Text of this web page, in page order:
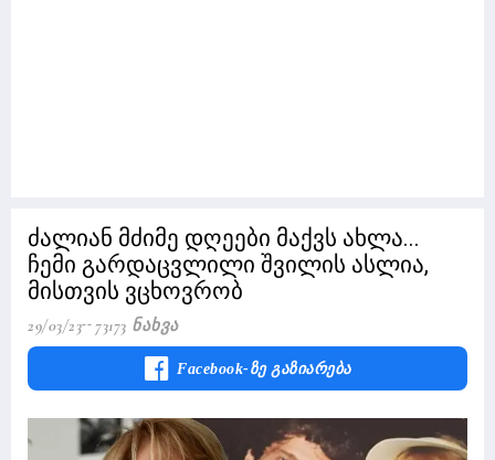
ძალიან მძიმე დღეები მაქვს ახლა...
ჩემი გარდაცვლილი შვილის ასლია,
მისთვის ვცხოვრობ
29/03/23 73173 Ნახვა
Facebook-Ზე Გაზიარება